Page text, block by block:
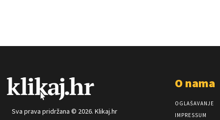
Sva prava pridržana © 2026. Klikaj.hr
O nama
OGLAŠAVANJE
IMPRESSUM